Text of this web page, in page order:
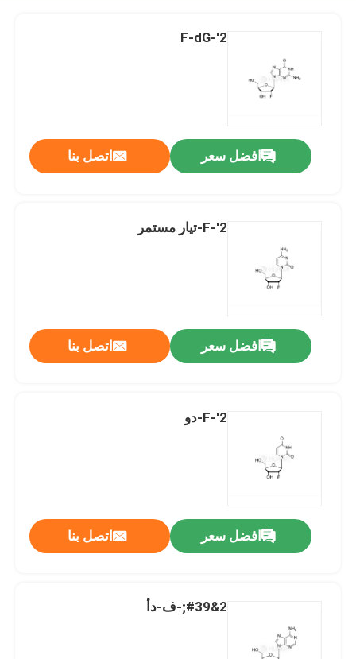
2'-F-dG
افضل سعر اتصل بنا
2'-F-تيار مستمر
افضل سعر اتصل بنا
2'-F-دو
افضل سعر اتصل بنا
2&#39;-ف-دأ